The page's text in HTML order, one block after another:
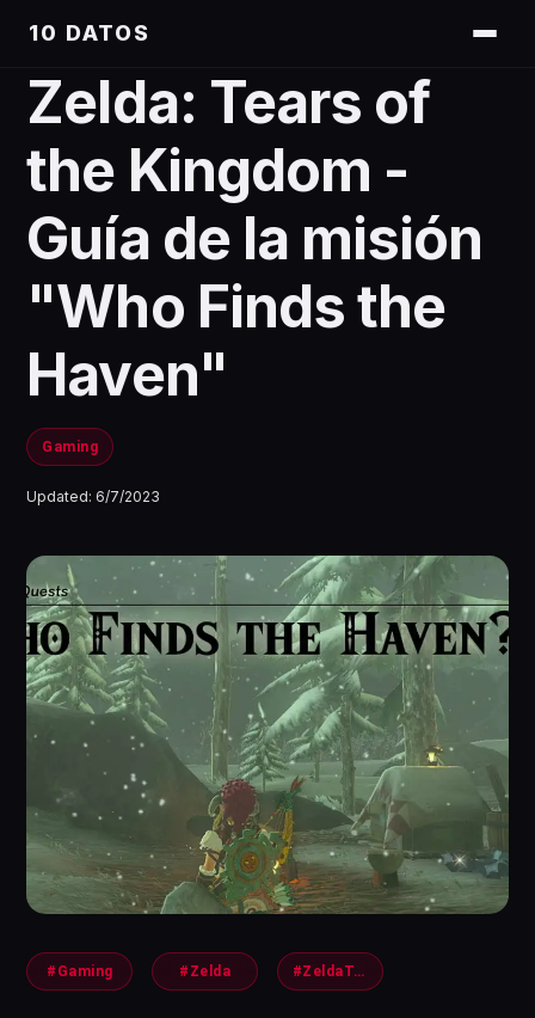
10 DATOS
Zelda: Tears of
the Kingdom -
Guía de la misión
"Who Finds the
Haven"
Gaming
Updated: 6/7/2023
#Gaming #Zelda #ZeldaTears